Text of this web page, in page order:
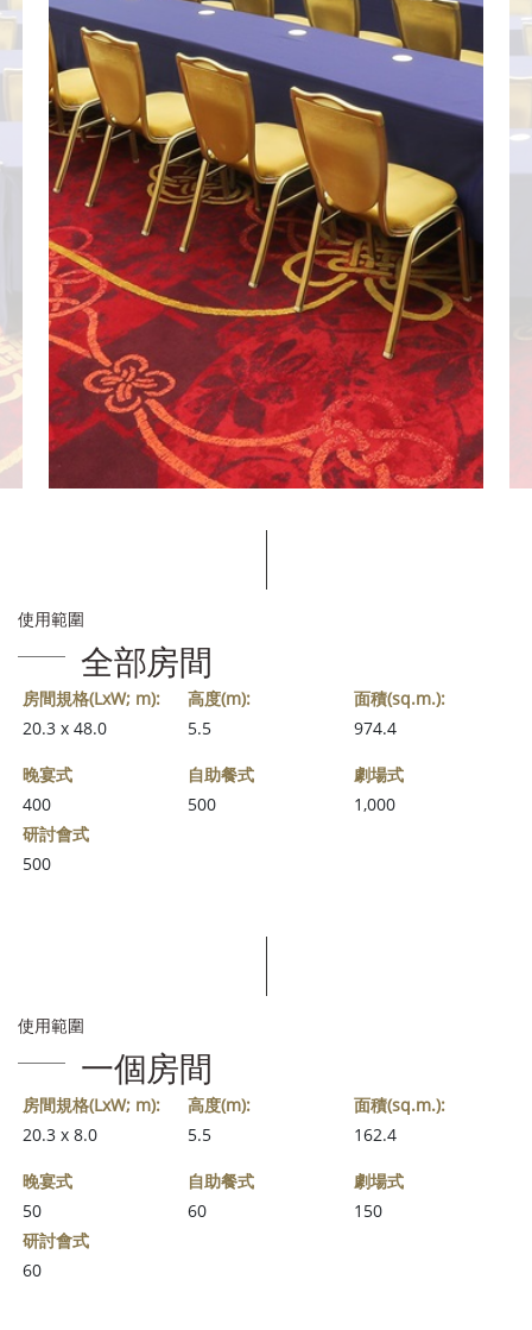
使用範圍
全部房間
房間規格(LxW; m):
20.3 x 48.0
高度(m):
5.5
面積(sq.m.):
974.4
晚宴式
400
自助餐式
500
劇場式
1,000
研討會式
500
使用範圍
一個房間
房間規格(LxW; m):
20.3 x 8.0
高度(m):
5.5
面積(sq.m.):
162.4
晚宴式
50
自助餐式
60
劇場式
150
研討會式
60